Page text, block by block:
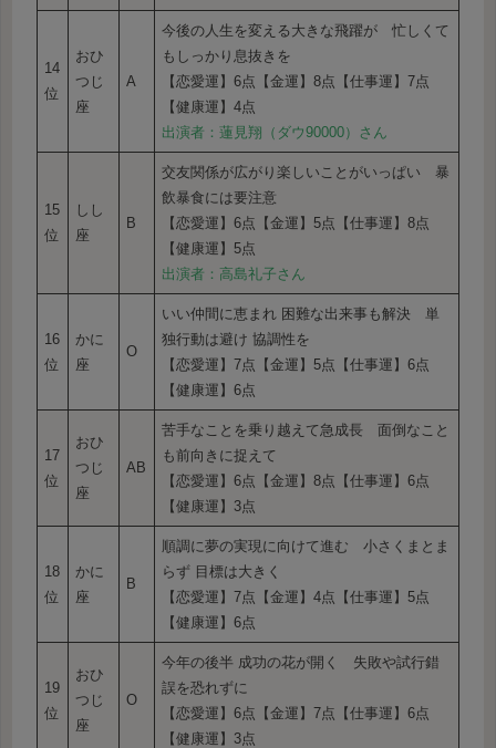
14
位
おひ
つじ
座
A
今後の人生を変える大きな飛躍が 忙しくて
もしっかり息抜きを
【恋愛運】6点【金運】8点【仕事運】7点
【健康運】4点
出演者：蓮見翔（ダウ90000）さん
15
位
しし
座
B
交友関係が広がり楽しいことがいっぱい 暴
飲暴食には要注意
【恋愛運】6点【金運】5点【仕事運】8点
【健康運】5点
出演者：高島礼子さん
16
位
かに
座
O
いい仲間に恵まれ 困難な出来事も解決 単
独行動は避け 協調性を
【恋愛運】7点【金運】5点【仕事運】6点
【健康運】6点
17
位
おひ
つじ
座
AB
苦手なことを乗り越えて急成長 面倒なこと
も前向きに捉えて
【恋愛運】6点【金運】8点【仕事運】6点
【健康運】3点
18
位
かに
座
B
順調に夢の実現に向けて進む 小さくまとま
らず 目標は大きく
【恋愛運】7点【金運】4点【仕事運】5点
【健康運】6点
19
位
おひ
つじ
座
O
今年の後半 成功の花が開く 失敗や試行錯
誤を恐れずに
【恋愛運】6点【金運】7点【仕事運】6点
【健康運】3点